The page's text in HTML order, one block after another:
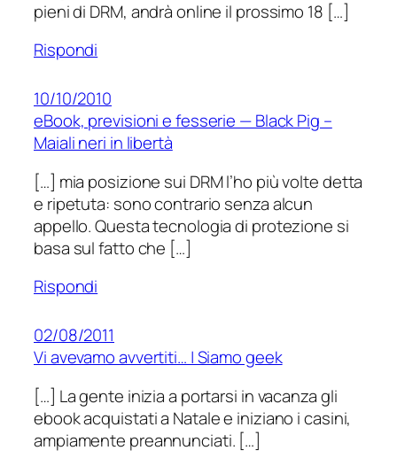
pieni di DRM, andrà online il prossimo 18 […]
Rispondi
10/10/2010
eBook, previsioni e fesserie — Black Pig –
Maiali neri in libertà
[…] mia posizione sui DRM l’ho più volte detta
e ripetuta: sono contrario senza alcun
appello. Questa tecnologia di protezione si
basa sul fatto che […]
Rispondi
02/08/2011
Vi avevamo avvertiti… | Siamo geek
[…] La gente inizia a portarsi in vacanza gli
ebook acquistati a Natale e iniziano i casini,
ampiamente preannunciati. […]